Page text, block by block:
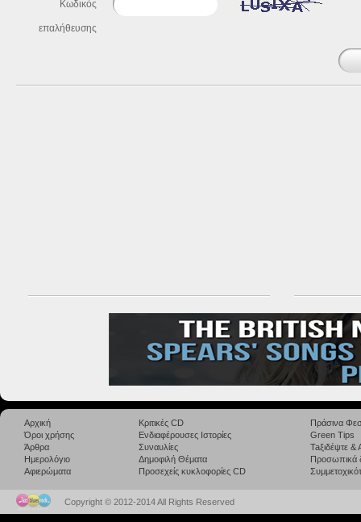
Κωδικός
επαλήθευσης
Αρχική
Όροι χρήσης
Άρθρα
Ημερολόγιο
Αφιερώματα
Κριτικές CD
Ενδιαφέρουσες Ιστορίες
Συναυλίες
Δημοφιλή Θέματα
Προσεχείς κυκλοφορίες CD
Πράσινα
Green Tips
Taξιδέψτε
Προσωπικά
Copyright © 2012-2014 All Rights Reserved